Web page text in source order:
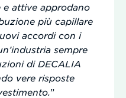
e attive approdano
più capillare
accordi con i
sempre
di DECALIA
vere risposte
”